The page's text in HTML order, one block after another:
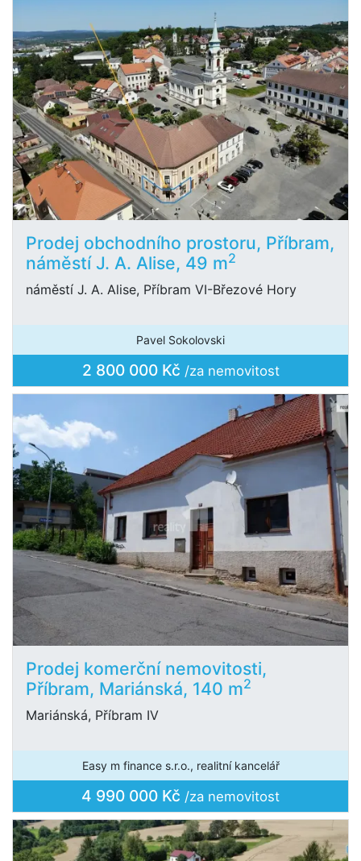
Prodej obchodního prostoru, Příbram,
náměstí J. A. Alise, 49 m2
náměstí J. A. Alise, Příbram VI-Březové Hory
Pavel Sokolovski
2 800 000 Kč /za nemovitost
Prodej komerční nemovitosti,
Příbram, Mariánská, 140 m2
Mariánská, Příbram IV
Easy m finance s.r.o., realitní kancelář
4 990 000 Kč /za nemovitost